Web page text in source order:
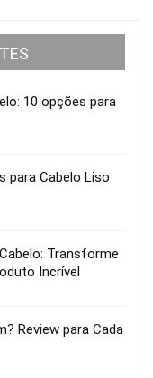
10 opções para
para Cabelo Liso
Transforme
Incrível
Review para Cada